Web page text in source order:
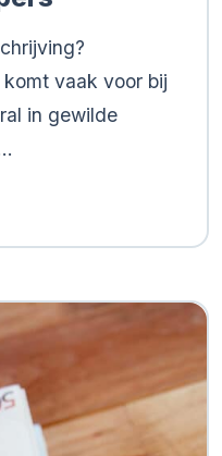
vaak voor bij
in gewilde